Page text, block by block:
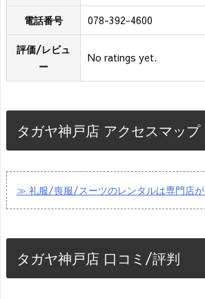
電話番号 078-392-4600
評価/レビュ
ー
No ratings yet.
タガヤ神戸店 アクセスマップ
≫ 礼服/喪服/スーツのレンタルは専門店が
タガヤ神戸店 口コミ/評判